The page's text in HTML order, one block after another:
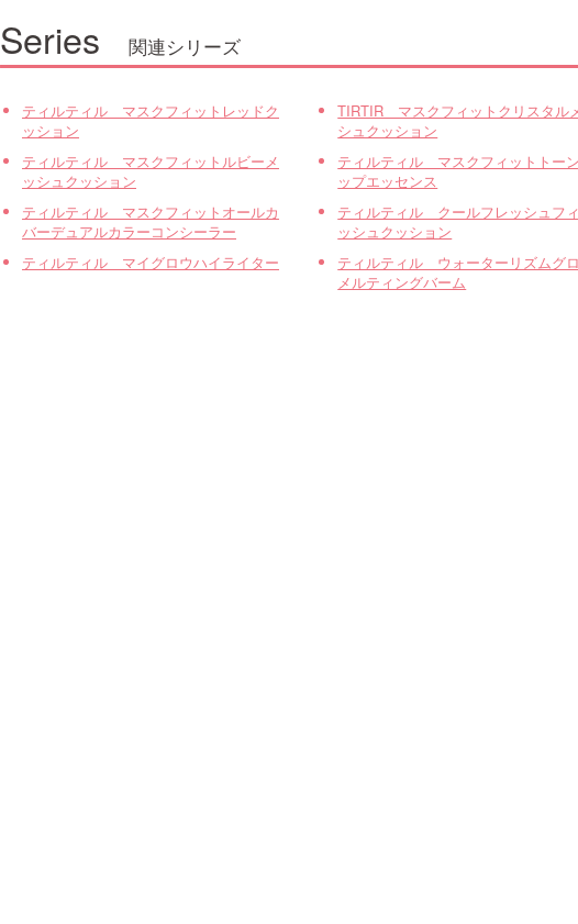
Series 関連シリーズ
ティルティル マスクフィットレッドク
ッション
TIRTIR マスクフィットクリスタル
シュクッション
ティルティル マスクフィットルビーメ
ッシュクッション
ティルティル マスクフィットトー
ップエッセンス
ティルティル マスクフィットオールカ
バーデュアルカラーコンシーラー
ティルティル クールフレッシュフ
ッシュクッション
ティルティル マイグロウハイライター
ティルティル ウォーターリズムグ
メルティングバーム